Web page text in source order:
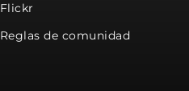
Flickr
Reglas de comunidad